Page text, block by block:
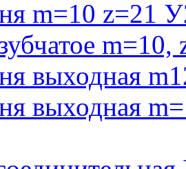
m=10 z=21
выходная
выходная